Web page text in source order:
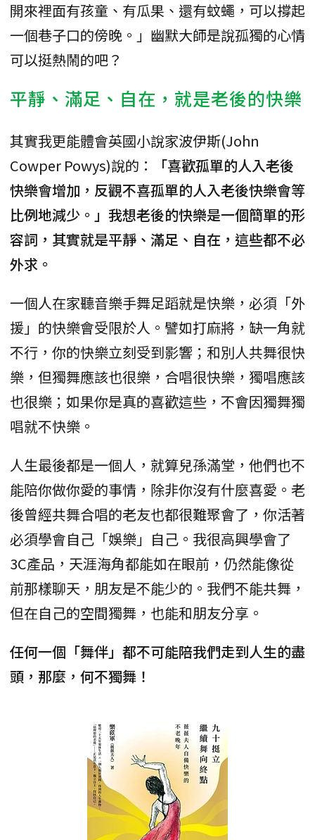
開來裡面有孩童、有瓜果、還有蚊蠅，可以撐起
一個巷子口的傍晚。」幽默大師是說孤獨的心情
可以挺熱鬧的吧？
平靜、滿足、自在，就是老後的快樂
其實我更能體會英國小說家波伊斯(John
Cowper Powys)說的：
「喜歡孤單的人入老後
快樂會增加，反觀不喜孤單的人入老後快樂會等
比例地減少。」我想老後的快樂是一個簡單的形
容詞，其實就是平靜、滿足、自在，這些都不必
外求。
一個人在家聽音樂手舞足蹈就是快樂，必須「外
援」的快樂會受限於人。譬如打麻將，缺一角就
不行，你的快樂立刻受到影響；和別人共舞很快
樂，但獨舞應該也很樂，合唱很快樂，獨唱應該
也很樂；如果你是真的喜歡這些，不會因獨舞獨
唱就不快樂。
人生最後都是一個人，就算兒孫滿堂，他們也不
能陪你做你愛的事情，除非你沒有什麼喜愛。老
後曾經共舞合唱的老友也都很難聚會了，你活著
必須學會自己「娛樂」自己。我很高興學會了
3C產品，天涯海角都能如在眼前，仍然能像從
前那樣聊天，朋友是不能少的。我們不能共舞，
但在自己的空間獨舞，也能和朋友分享。
任何一個「舞伴」都不可能陪我們走到人生的盡
頭，那麼，何不獨舞！